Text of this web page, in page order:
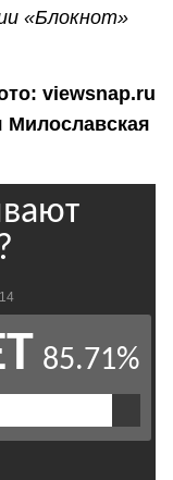
«Блокнот»
viewsnap.ru
Милославская